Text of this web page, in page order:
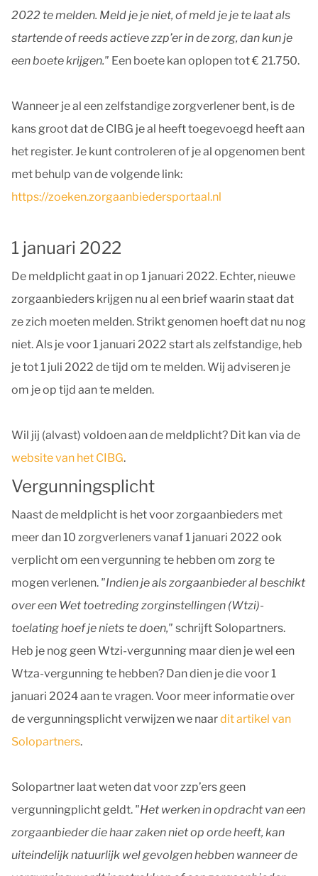
2022 te melden. Meld je je niet, of meld je je te laat als
startende of reeds actieve zzp’er in de zorg, dan kun je
een boete krijgen." Een boete kan oplopen tot € 21.750.
Wanneer je al een zelfstandige zorgverlener bent, is de
kans groot dat de CIBG je al heeft toegevoegd heeft aan
het register. Je kunt controleren of je al opgenomen bent
met behulp van de volgende link:
https://zoeken.zorgaanbiedersportaal.nl
1 januari 2022
De meldplicht gaat in op 1 januari 2022. Echter, nieuwe
zorgaanbieders krijgen nu al een brief waarin staat dat
ze zich moeten melden. Strikt genomen hoeft dat nu nog
niet. Als je voor 1 januari 2022 start als zelfstandige, heb
je tot 1 juli 2022 de tijd om te melden. Wij adviseren je
om je op tijd aan te melden.
Wil jij (alvast) voldoen aan de meldplicht? Dit kan via de
website van het CIBG.
Vergunningsplicht
Naast de meldplicht is het voor zorgaanbieders met
meer dan 10 zorgverleners vanaf 1 januari 2022 ook
verplicht om een vergunning te hebben om zorg te
mogen verlenen. "Indien je als zorgaanbieder al beschikt
over een Wet toetreding zorginstellingen (Wtzi)-
toelating hoef je niets te doen," schrijft Solopartners.
Heb je nog geen Wtzi-vergunning maar dien je wel een
Wtza-vergunning te hebben? Dan dien je die voor 1
januari 2024 aan te vragen. Voor meer informatie over
de vergunningsplicht verwijzen we naardit artikel van
Solopartners.
Solopartner laat weten dat voor zzp’ers geen
vergunningplicht geldt. "Het werken in opdracht van een
zorgaanbieder die haar zaken niet op orde heeft, kan
uiteindelijk natuurlijk wel gevolgen hebben wanneer de